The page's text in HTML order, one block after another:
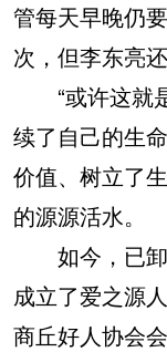
管每天早晚仍
次，但李东亮
“或许这就是
续了自己的生
价值、树立了
的源源活水。
如今，已卸
成立了爱之源
商丘好人协会会